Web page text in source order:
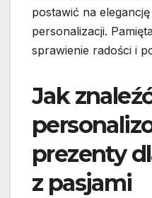
postawić na
personalizacji.
sprawienie radości i
Jak
prezenty
z pasjami